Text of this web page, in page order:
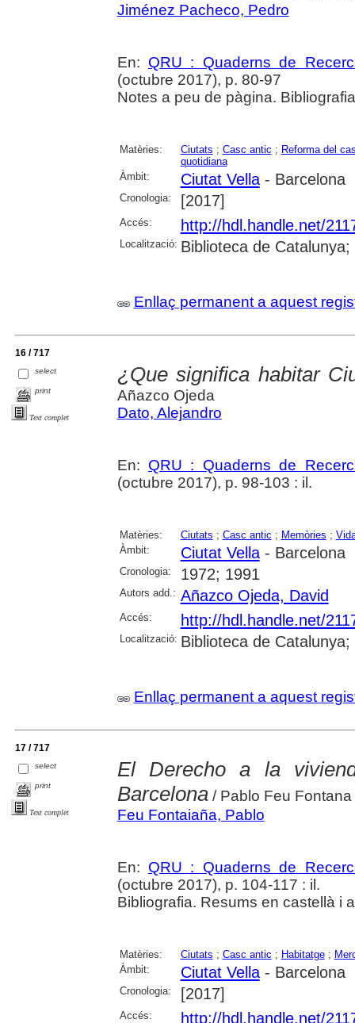
Jiménez Pacheco, Pedro
En: QRU : Quaderns de
(octubre 2017), p. 80-97
Notes a peu de pàgina.
Matèries: Ciutats ; Casc antic ; Reforma del
quotidiana
Àmbit:
Ciutat Vella- Barcelona
Cronologia: [2017]
Accés: http://hdl.handle.net/
Localització: Biblioteca de
Enllaç permanent a aquest
16 / 717
select
print
Text complet
¿Que significa habitar
Añazco Ojeda
Dato, Alejandro
En: QRU : Quaderns de
(octubre 2017), p. 98-103 : il.
Matèries: Ciutats ; Casc antic ; Memòries ;
Àmbit:
Ciutat Vella- Barcelona
Cronologia: 1972; 1991
Autors add.: Añazco Ojeda, David
Accés: http://hdl.handle.net/
Localització: Biblioteca de
Enllaç permanent a aquest
17 / 717
select
print
Text complet
El Derecho a la
Barcelona/ Pablo Feu Fontana
Feu Fontaiaña, Pablo
En: QRU : Quaderns de
(octubre 2017), p. 104-117 : il.
Bibliografia. Resums en castellà i
Matèries: Ciutats ; Casc antic ; Habitatge;
Àmbit:
Ciutat Vella- Barcelona
Cronologia: [2017]
Accés: http://hdl.handle.net/